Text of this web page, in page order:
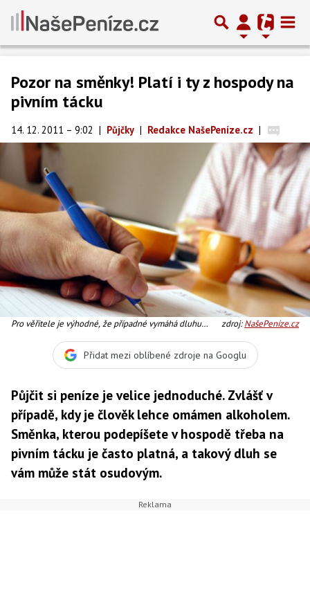
Pozor na směnky! Platí i ty z hospody na
pivním tácku
14. 12. 2011 – 9:02 | Půjčky | Redakce NašePeníze.cz |
Pro věřitele je výhodné, že případné vymáhá dluhu
případech, Foto:SXC
zdroj:NašePeníze.cz
Přidat mezi oblíbené zdroje na Googlu
Půjčit si peníze je velice jednoduché. Zvlášť v
případě, kdy je člověk lehce omámen alkoholem.
Směnka, kterou podepíšete v hospodě třeba na
pivním tácku je často platná, a takový dluh se
vám může stát osudovým.